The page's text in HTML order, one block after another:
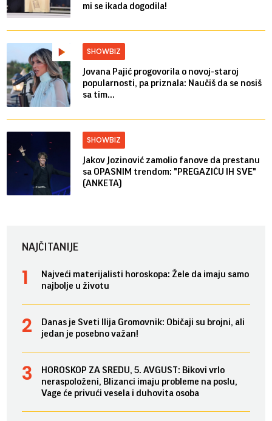
mi se ikada dogodila!
SHOWBIZ
Jovana Pajić progovorila o novoj-staroj
popularnosti, pa priznala: Naučiš da se nosiš
sa tim...
SHOWBIZ
Jakov Jozinović zamolio fanove da prestanu
sa OPASNIM trendom: "PREGAZIĆU IH SVE"
(ANKETA)
NAJČITANIJE
Najveći materijalisti horoskopa: Žele da imaju samo
najbolje u životu
Danas je Sveti Ilija Gromovnik: Običaji su brojni, ali
jedan je posebno važan!
HOROSKOP ZA SREDU, 5. AVGUST: Bikovi vrlo
neraspoloženi, Blizanci imaju probleme na poslu,
Vage će privući vesela i duhovita osoba